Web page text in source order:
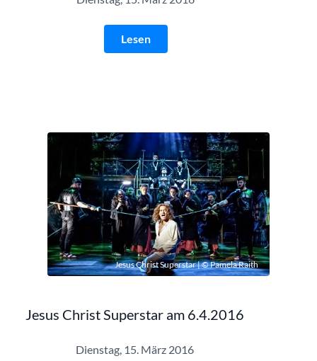
Lesen
Jesus Christ Superstar | © Pamela Raith
Jesus Christ Superstar am 6.4.2016
Dienstag, 15. März 2016